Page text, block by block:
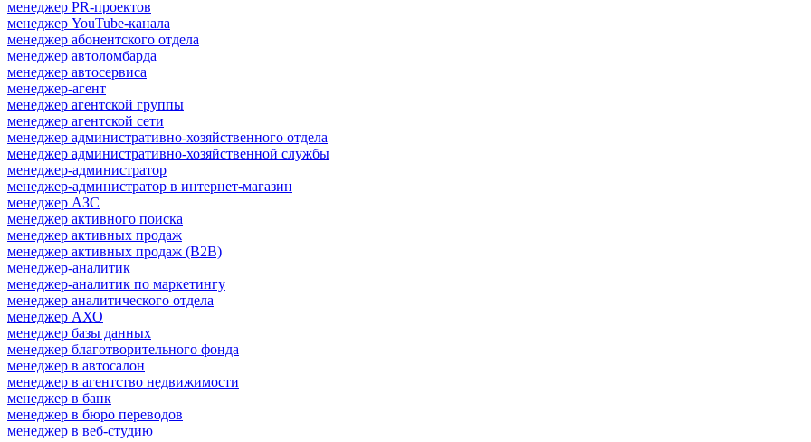
менеджер PR-проектов
менеджер YouTube-канала
менеджер абонентского отдела
менеджер автоломбарда
менеджер автосервиса
менеджер-агент
менеджер агентской группы
менеджер агентской сети
менеджер административно-хозяйственного отдела
менеджер административно-хозяйственной службы
менеджер-администратор
менеджер-администратор в интернет-магазин
менеджер АЗС
менеджер активного поиска
менеджер активных продаж
менеджер активных продаж (B2B)
менеджер-аналитик
менеджер-аналитик по маркетингу
менеджер аналитического отдела
менеджер АХО
менеджер базы данных
менеджер благотворительного фонда
менеджер в автосалон
менеджер в агентство недвижимости
менеджер в банк
менеджер в бюро переводов
менеджер в веб-студию